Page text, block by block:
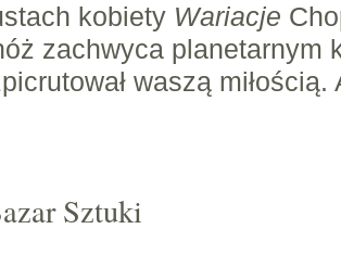
kobiety Wariacje
zachwyca planetarnym
waszą miłością.
Sztuki